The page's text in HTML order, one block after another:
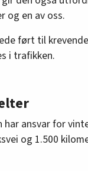
og en av oss.
ført til
i trafikken.
har ansvar for
og 1.500